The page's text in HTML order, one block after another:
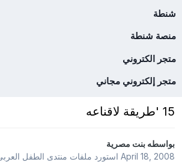
شنطة
منصة شنطة
متجر الكتروني
متجر إلكتروني مجاني
15 'طريقة لاقناعه
بواسطهبنت مصرية
April 18, 2008استورد ملفات منتدى الطفل العربى